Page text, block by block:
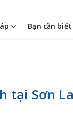
Bạn cần biết
tại Sơn La